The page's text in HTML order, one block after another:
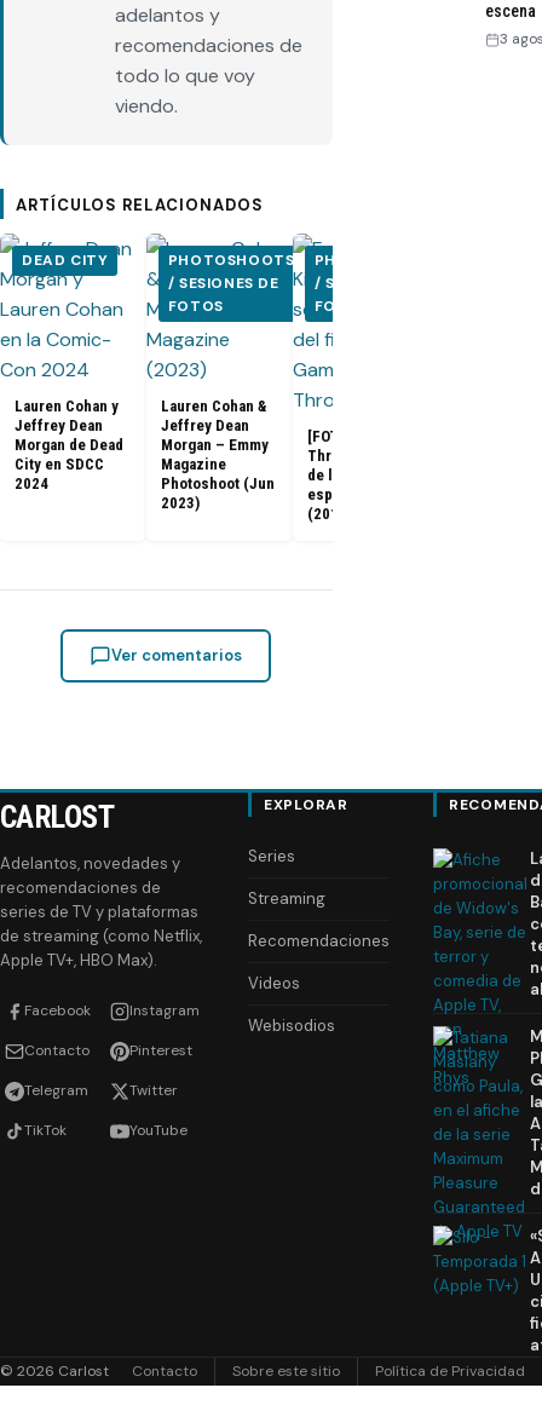
adelantos y
recomendaciones de
todo lo que voy
viendo.
ARTÍCULOS RELACIONADOS
DEAD CITY
Lauren Cohan y
Jeffrey Dean
Morgan de Dead
City en SDCC
2024
PHOTOSHOOTS
/ SESIONES DE
FOTOS
Lauren Cohan &
Jeffrey Dean
Morgan – Emmy
Magazine
Photoshoot (Jun
2023)
PHOTOSHOOTS
/ SESIONES DE
FOTOS
[FOTOS] Game of
Thrones: El final
de la serie en
especial de EW
(2019)
Ver comentarios
escena
3
CARLOST
Adelantos, novedades y
recomendaciones de
series de TV y plataformas
de streaming (como Netflix,
Apple TV+, HBO Max).
Facebook Instagram
Contacto Pinterest
Telegram Twitter
TikTok YouTube
EXPLORAR
Series
Streaming
Recomendaciones
Videos
Webisodios
© 2026 Carlost Contacto Sobre este sitio Política de Privacidad